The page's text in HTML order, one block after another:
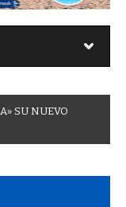
A» SU NUEVO